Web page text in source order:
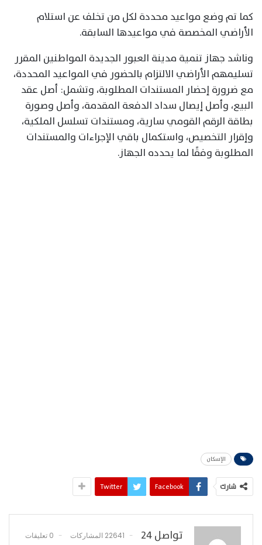
كما تم وضع مواعيد محددة لكل من تخلف عن استلام
الأراضي المخصصة في مواعيدها السابقة.
وناشد جهاز تنمية مدينة العبور الجديدة المواطنين المقرر
تسليمهم الأراضي الالتزام بالحضور في المواعيد المحددة،
مع ضرورة إحضار المستندات المطلوبة، وتشمل: أصل عقد
البيع، وأصل إيصال سداد الدفعة المقدمة، وأصل وصورة
بطاقة الرقم القومي سارية، ومستندات تسلسل الملكية،
وإقرار التخصيص، واستكمال باقي الإجراءات والمستندات
المطلوبة وفقًا لما يحدده الجهاز.
الإسكان
شارك Facebook
Twitter
تواصل 24 22641 المشاركات 0 تعليقات